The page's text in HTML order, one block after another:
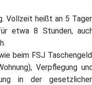
Vollzeit heißt an 5
etwa 8 Stunden,
beim FSJ
Verpflegung
in der